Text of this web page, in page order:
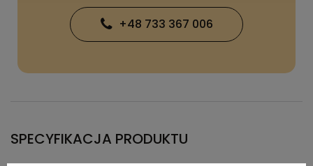
+48 733 367 006
SPECYFIKACJA PRODUKTU